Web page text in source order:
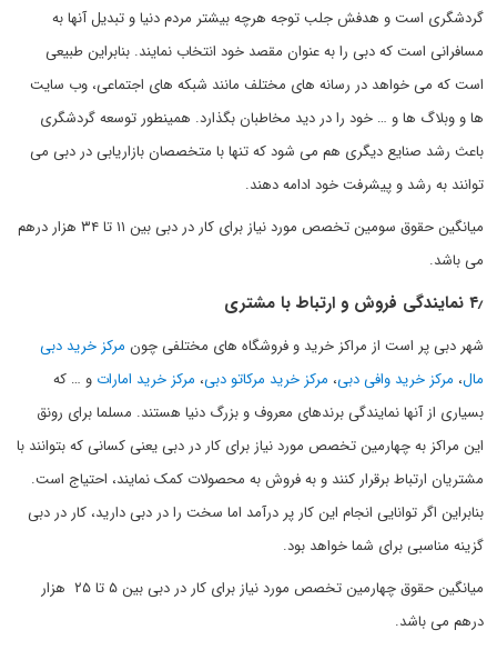
گردشگری است و هدفش جلب توجه هرچه بیشتر مردم دنیا و تبدیل آنها به
مسافرانی است که دبی را به عنوان مقصد خود انتخاب نمایند. بنابراین طبیعی
است که می خواهد در رسانه های مختلف مانند شبکه های اجتماعی، وب سایت
ها و وبلاگ ها و … خود را در دید مخاطبان بگذارد. همینطور توسعه گردشگری
باعث رشد صنایع دیگری هم می شود که تنها با متخصصان بازاریابی در دبی می
توانند به رشد و پیشرفت خود ادامه دهند.
میانگین حقوق سومین تخصص مورد نیاز برای کار در دبی بین ۱۱ تا ۳۴ هزار درهم
می باشد.
۴٫ نمایندگی فروش و ارتباط با مشتری
شهر دبی پر است از مراکز خرید و فروشگاه های مختلفی چون مرکز خرید دبی
مال، مرکز خرید وافی دبی، مرکز خرید مرکاتو دبی، مرکز خرید امارات و … که
بسیاری از آنها نمایندگی برندهای معروف و بزرگ دنیا هستند. مسلما برای رونق
این مراکز به چهارمین تخصص مورد نیاز برای کار در دبی یعنی کسانی که بتوانند با
مشتریان ارتباط برقرار کنند و به فروش به محصولات کمک نمایند، احتیاج است.
بنابراین اگر توانایی انجام این کار پر درآمد اما سخت را در دبی دارید، کار در دبی
گزینه مناسبی برای شما خواهد بود.
میانگین حقوق چهارمین تخصص مورد نیاز برای کار در دبی بین ۵ تا ۲۵ هزار
درهم می باشد.